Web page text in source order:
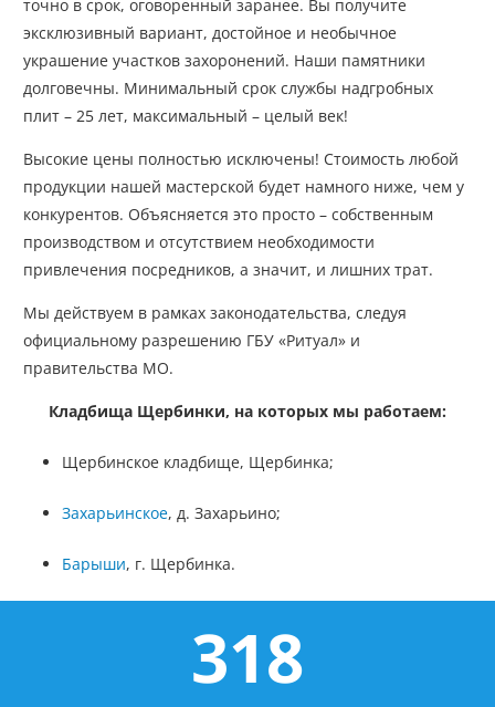
точно в срок, оговоренный заранее. Вы получите
эксклюзивный вариант, достойное и необычное
украшение участков захоронений. Наши памятники
долговечны. Минимальный срок службы надгробных
плит – 25 лет, максимальный – целый век!
Высокие цены полностью исключены! Стоимость любой
продукции нашей мастерской будет намного ниже, чем у
конкурентов. Объясняется это просто – собственным
производством и отсутствием необходимости
привлечения посредников, а значит, и лишних трат.
Мы действуем в рамках законодательства, следуя
официальному разрешению ГБУ «Ритуал» и
правительства МО.
Кладбища Щербинки, на которых мы работаем:
Щербинское кладбище, Щербинка;
Захарьинское, д. Захарьино;
Барыши, г. Щербинка.
318